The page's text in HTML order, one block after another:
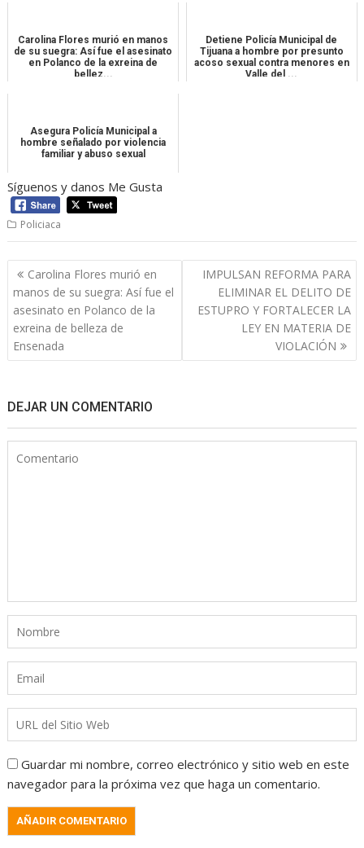
Carolina Flores murió en manos
de su suegra: Así fue el asesinato
en Polanco de la exreina de
bellez...
Detiene Policía Municipal de
Tijuana a hombre por presunto
acoso sexual contra menores en
Valle del ...
Asegura Policía Municipal a
hombre señalado por violencia
familiar y abuso sexual
Síguenos y danos Me Gusta
Policiaca
Navegación
de
entradas
Carolina Flores murió en
manos de su suegra: Así fue el
asesinato en Polanco de la
exreina de belleza de
Ensenada
IMPULSAN REFORMA PARA
ELIMINAR EL DELITO DE
ESTUPRO Y FORTALECER LA
LEY EN MATERIA DE
VIOLACIÓN
DEJAR UN COMENTARIO
Guardar mi nombre, correo electrónico y sitio web en este
navegador para la próxima vez que haga un comentario.